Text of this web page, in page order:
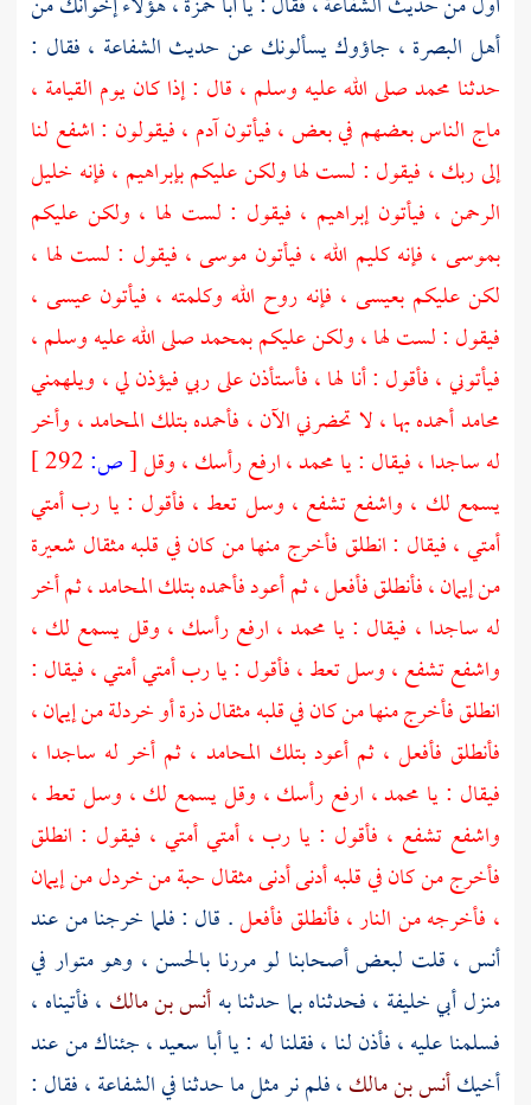
أهل البصرة ، جاؤوك يسألونك عن حديث الشفاعة ، فقال :
حدثنا محمدصلى الله عليه وسلم ، قال : إذا كان يوم القيامة ،
ماج الناس بعضهم في بعض ، فيأتونآدم ، فيقولون : اشفع لنا
إلى ربك ، فيقول : لست لها ولكن عليكمبإبراهيم ، فإنه خليل
الرحمن ، فيأتونإبراهيم ، فيقول : لست لها ، ولكن عليكم
بموسى ، فإنه كليم الله ، فيأتون موسى، فيقول : لست لها ،
لكن عليكمبعيسى ، فإنه روح الله وكلمته ، فيأتون عيسى ،
فيقول : لست لها ، ولكن عليكمبمحمدصلى الله عليه وسلم ،
فيأتوني ، فأقول : أنا لها ، فأستأذن على ربي فيؤذن لي ، ويلهمني
محامد أحمده بها ، لا تحضرني الآن ، فأحمده بتلك المحامد ، وأخر
له ساجدا ، فيقال : يامحمد، ارفع رأسك ، وقل[ص:
يسمع لك ، واشفع تشفع ، وسل تعط ، فأقول : يا رب أمتي
أمتي ، فيقال : انطلق فأخرج منها من كان في قلبه مثقال شعيرة
من إيمان ، فأنطلق فأفعل ، ثم أعود فأحمده بتلك المحامد ، ثم أخر
له ساجدا ، فيقال : يا محمد، ارفع رأسك ، وقل يسمع لك ،
واشفع تشفع ، وسل تعط ، فأقول : يا رب أمتي أمتي ، فيقال :
انطلق فأخرج منها من كان في قلبه مثقال ذرة أو خردلة من إيمان ،
فأنطلق فأفعل ، ثم أعود بتلك المحامد ، ثم أخر له ساجدا ،
فيقال : يا محمد، ارفع رأسك ، وقل يسمع لك ، وسل تعط ،
واشفع تشفع ، فأقول : يا رب ، أمتي أمتي ، فيقول : انطلق
فأخرج من كان في قلبه أدنى أدنى مثقال حبة من خردل من إيمان
، فأخرجه من النار ، فأنطلق فأفعل. قال : فلما خرجنا من عند
أنس ، قلت لبعض أصحابنا لو مررنا بالحسن، وهو متوار في
منزلأبي خليفة ، فحدثناه بما حدثنا بهأنس بن مالك ، فأتيناه ،
فسلمنا عليه ، فأذن لنا ، فقلنا له : ياأبا سعيد، جئناك من عند
أخيكأنس بن مالك، فلم نر مثل ما حدثنا في الشفاعة ، فقال :